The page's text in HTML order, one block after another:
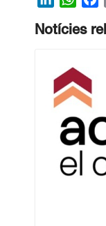
Notícies